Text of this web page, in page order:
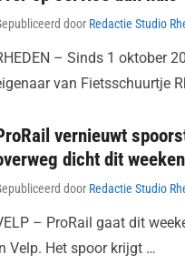
door Redactie Studio
– Sinds 1 oktober
van Fietsschuurtje
vernieuwt
dicht dit
door Redactie Studio
– ProRail gaat dit
Velp. Het spoor krijgt …